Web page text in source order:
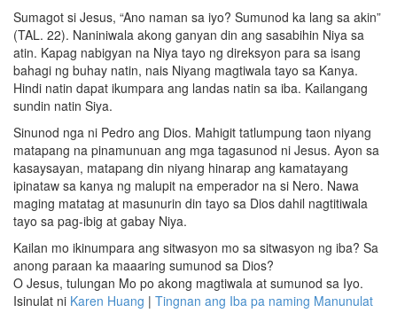
Sumagot si Jesus, “Ano naman sa iyo? Sumunod ka lang sa akin”
(TAL. 22). Naniniwala akong ganyan din ang sasabihin Niya sa
atin. Kapag nabigyan na Niya tayo ng direksyon para sa isang
bahagi ng buhay natin, nais Niyang magtiwala tayo sa Kanya.
Hindi natin dapat ikumpara ang landas natin sa iba. Kailangang
sundin natin Siya.
Sinunod nga ni Pedro ang Dios. Mahigit tatlumpung taon niyang
matapang na pinamunuan ang mga tagasunod ni Jesus. Ayon sa
kasaysayan, matapang din niyang hinarap ang kamatayang
ipinataw sa kanya ng malupit na emperador na si Nero. Nawa
maging matatag at masunurin din tayo sa Dios dahil nagtitiwala
tayo sa pag-ibig at gabay Niya.
Kailan mo ikinumpara ang sitwasyon mo sa sitwasyon ng iba? Sa
anong paraan ka maaaring sumunod sa Dios?
O Jesus, tulungan Mo po akong magtiwala at sumunod sa Iyo.
Isinulat ni Karen Huang | Tingnan ang Iba pa naming Manunulat